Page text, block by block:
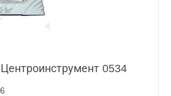
0534